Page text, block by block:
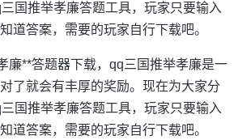
国推举孝廉答题工具，玩家只要输入
道答案，需要的玩家自行下载吧。
廉**答题器下载，qq三国推举孝廉是一
了就会有丰厚的奖励。现在为大家分
国推举孝廉答题工具，玩家只要输入
道答案，需要的玩家自行下载吧。